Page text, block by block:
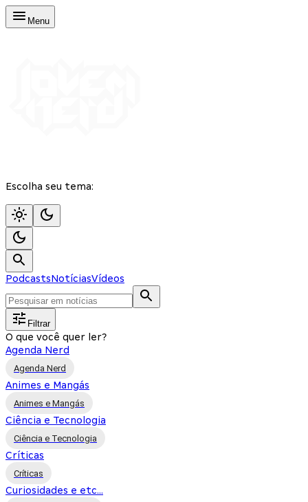
Menu
Escolha seu tema:
PodcastsNotíciasVídeos
Filtrar
O que você quer ler?
Agenda Nerd
Agenda Nerd
Animes e Mangás
Animes e Mangás
Ciência e Tecnologia
Ciência e Tecnologia
Críticas
Críticas
Curiosidades e etc...